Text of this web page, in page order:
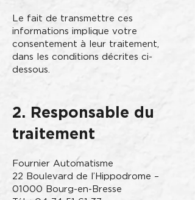
Le fait de transmettre ces
informations implique votre
consentement à leur traitement,
dans les conditions décrites ci-
dessous.
2. Responsable du
traitement
Fournier Automatisme
22 Boulevard de l’Hippodrome –
01000 Bourg-en-Bresse